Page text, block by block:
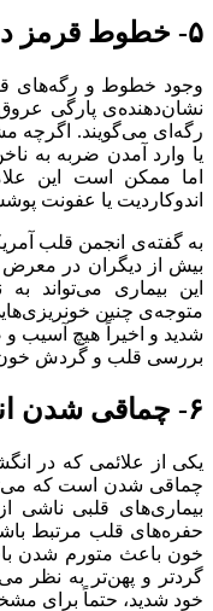
۵- خطوط قرمز در زیر ناخن پا
وجود خطوط و رگه‌های
نشان‌دهنده‌ی پارگی
رگه‌ای می‌گویند. اگرچه
یا وارد آمدن ضربه به
اما ممکن است این
اندوکاردیت یا عفونت
به گفته‌ی انجمن قلب
بیش از دیگران در معرض
این بیماری می‌تواند
متوجه‌ی چنین
شدید و اخیراً هیچ آسیب
بررسی قلب و گردش خون
۶- چماقی شدن انگشتان پا
یکی از علائمی که در
چماقی شدن است که
بیماری‌های قلبی ناشی
حفره‌های قلب مرتبط
خون باعث متورم شدن
گردتر و پهن‌تر به نظر
خود شدید، حتماً برای